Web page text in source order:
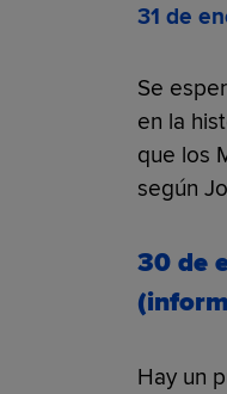
31 de
Se
en la
que los
según
30 de
Hay un